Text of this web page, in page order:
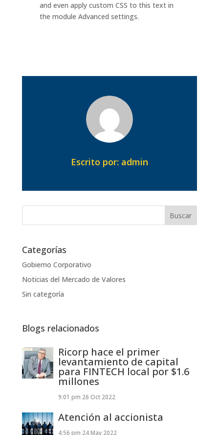
and even apply custom CSS to this text in
the module Advanced settings.
Escrito por: admin
Buscar
Categorías
Gobierno Corporativo
Noticias del Mercado de Valores
Sin categoría
Blogs relacionados
Ricorp hace el primer
levantamiento de capital
para FINTECH local por $1.6
millones
9:01 pm 26 Oct 2022
Atención al accionista
4:56 pm 24 May 2022